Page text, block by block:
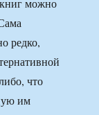
можно
редко,
что
им